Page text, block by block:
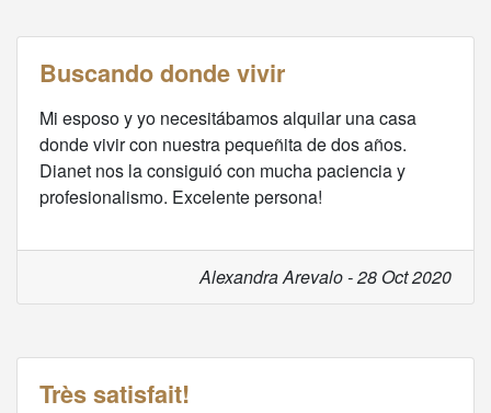
Buscando donde vivir
Mi esposo y yo necesitábamos alquilar una casa
donde vivir con nuestra pequeñita de dos años.
Dianet nos la consiguió con mucha paciencia y
profesionalismo. Excelente persona!
Alexandra Arevalo - 28 Oct 2020
Très satisfait!